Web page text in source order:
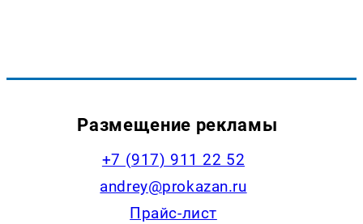
Размещение рекламы
+7 (917) 911 22 52
andrey@prokazan.ru
Прайс-лист